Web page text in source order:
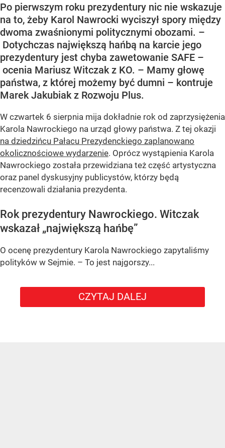
Po pierwszym roku prezydentury nic nie wskazuje
na to, żeby Karol Nawrocki wyciszył spory między
dwoma zwaśnionymi politycznymi obozami. –
Dotychczas największą hańbą na karcie jego
prezydentury jest chyba zawetowanie SAFE –
ocenia Mariusz Witczak z KO. – Mamy głowę
państwa, z której możemy być dumni – kontruje
Marek Jakubiak z Rozwoju Plus.
W czwartek 6 sierpnia mija dokładnie rok od zaprzysiężenia
Karola Nawrockiego na urząd głowy państwa. Z tej okazji
na dziedzińcu Pałacu Prezydenckiego zaplanowano
okolicznościowe wydarzenie. Oprócz wystąpienia Karola
Nawrockiego została przewidziana też część artystyczna
oraz panel dyskusyjny publicystów, którzy będą
recenzowali działania prezydenta.
Rok prezydentury Nawrockiego. Witczak
wskazał „największą hańbę”
O ocenę prezydentury Karola Nawrockiego zapytaliśmy
polityków w Sejmie. – To jest najgorszy...
CZYTAJ DALEJ